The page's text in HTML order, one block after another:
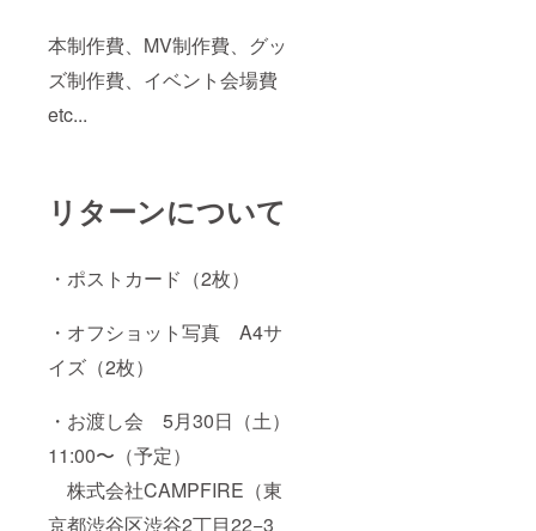
本制作費、MV制作費、グッ
ズ制作費、イベント会場費
etc...
リターンについて
・ポストカード（2枚）
・オフショット写真 A4サ
イズ（2枚）
・お渡し会 5月30日（土）
11:00〜（予定）
株式会社CAMPFIRE（東
京都渋谷区渋谷2丁目22−3